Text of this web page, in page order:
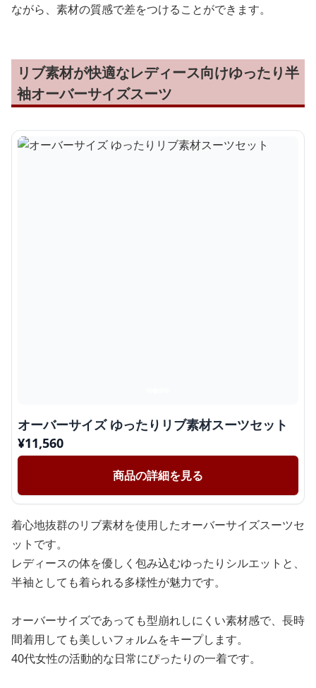
ながら、素材の質感で差をつけることができます。
リブ素材が快適なレディース向けゆったり半
袖オーバーサイズスーツ
オーバーサイズ ゆったりリブ素材スーツセット
¥11,560
商品の詳細を見る
着心地抜群のリブ素材を使用したオーバーサイズスーツセ
ットです。
レディースの体を優しく包み込むゆったりシルエットと、
半袖としても着られる多様性が魅力です。
オーバーサイズであっても型崩れしにくい素材感で、長時
間着用しても美しいフォルムをキープします。
40代女性の活動的な日常にぴったりの一着です。